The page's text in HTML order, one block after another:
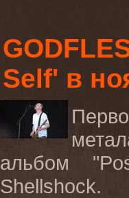
Self' в
альбом "
Shellshock.